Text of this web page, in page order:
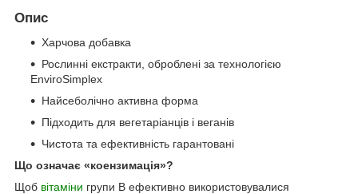
Опис
Харчова добавка
Рослинні екстракти, оброблені за технологією
EnviroSimplex
Найсеболічно активна форма
Підходить для вегетаріанців і веганів
Чистота та ефективність гарантовані
Що означає «коензимація»?
Щоб вітаміни групи B ефективно використовувалися